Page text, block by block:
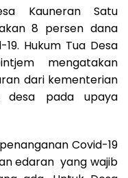
Kauneran Satu
8 persen dana
Hukum Tua Desa
mengatakan
dari kementerian
desa pada upaya
Covid-19
edaran yang wajib